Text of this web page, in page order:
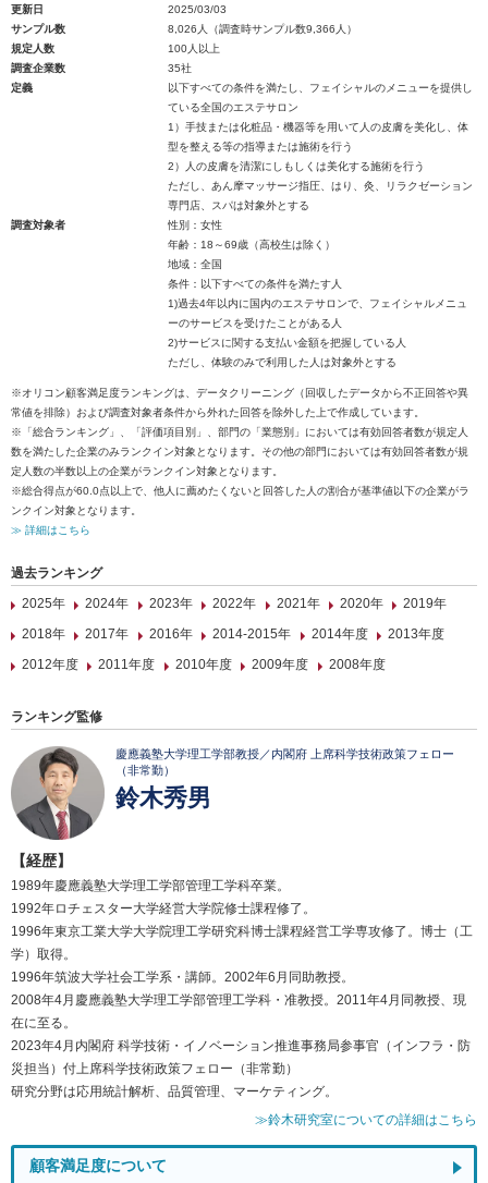
更新日
2025/03/03
サンプル数
8,026人（調査時サンプル数9,366人）
規定人数
100人以上
調査企業数
35社
定義
以下すべての条件を満たし、フェイシャルのメニューを提供し
ている全国のエステサロン
1）手技または化粧品・機器等を用いて人の皮膚を美化し、体
型を整える等の指導または施術を行う
2）人の皮膚を清潔にしもしくは美化する施術を行う
ただし、あん摩マッサージ指圧、はり、灸、リラクゼーション
専門店、スパは対象外とする
調査対象者
性別：女性
年齢：18～69歳（高校生は除く）
地域：全国
条件：以下すべての条件を満たす人
1)過去4年以内に国内のエステサロンで、フェイシャルメニュ
ーのサービスを受けたことがある人
2)サービスに関する支払い金額を把握している人
ただし、体験のみで利用した人は対象外とする
※オリコン顧客満足度ランキングは、データクリーニング（回収したデータから不正回答や異
常値を排除）および調査対象者条件から外れた回答を除外した上で作成しています。
※「総合ランキング」、「評価項目別」、部門の「業態別」においては有効回答者数が規定人
数を満たした企業のみランクイン対象となります。その他の部門においては有効回答者数が規
定人数の半数以上の企業がランクイン対象となります。
※総合得点が60.0点以上で、他人に薦めたくないと回答した人の割合が基準値以下の企業がラ
ンクイン対象となります。
≫ 詳細はこちら
過去ランキング
2025年
2024年 2023年 2022年 2021年 2020年
2019年
2018年
2017年 2016年 2014-2015年 2014年度
2013年度
2012年度
2011年度 2010年度 2009年度 2008年度
ランキング監修
慶應義塾大学理工学部教授／内閣府 上席科学技術政策フェロー
（非常勤）
鈴木秀男
【経歴】
1989年慶應義塾大学理工学部管理工学科卒業。
1992年ロチェスター大学経営大学院修士課程修了。
1996年東京工業大学大学院理工学研究科博士課程経営工学専攻修了。博士（工
学）取得。
1996年筑波大学社会工学系・講師。2002年6月同助教授。
2008年4月慶應義塾大学理工学部管理工学科・准教授。2011年4月同教授、現
在に至る。
2023年4月内閣府 科学技術・イノベーション推進事務局参事官（インフラ・防
災担当）付上席科学技術政策フェロー（非常勤）
研究分野は応用統計解析、品質管理、マーケティング。
≫鈴木研究室についての詳細はこちら
顧客満足度について